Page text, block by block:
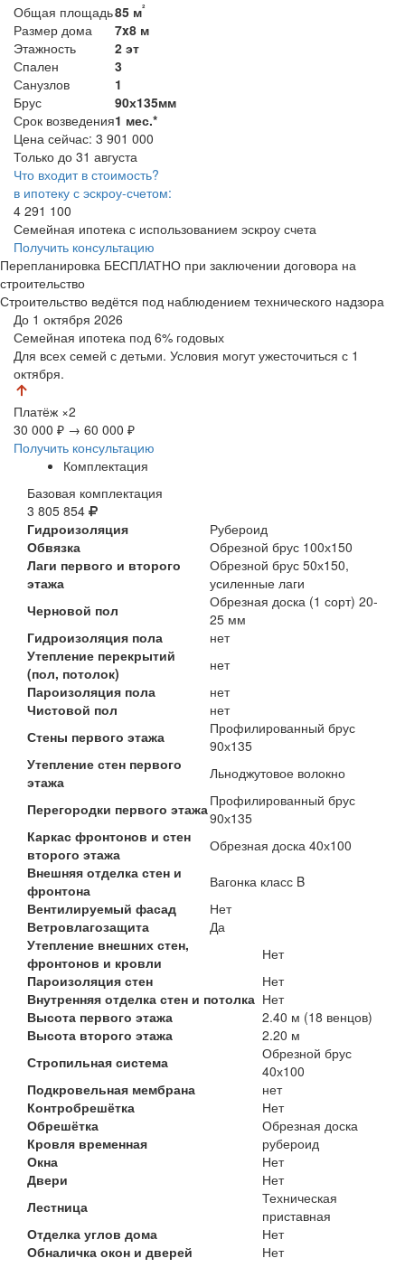
Общая площадь85 м²
Размер дома
7x8 м
Этажность
2 эт
Спален
3
Санузлов
1
Брус
90х135мм
Срок возведения1 мес.*
Цена сейчас: 3 901 000
Только до 31 августа
Что входит в стоимость?
в ипотеку с эскроу-счетом:
4 291 100
Семейная ипотека с использованием эскроу счета
Получить консультацию
Перепланировка БЕСПЛАТНО при заключении договора на
строительство
Строительство ведётся под наблюдением технического надзора
До 1 октября 2026
Семейная ипотека под 6% годовых
Для всех семей с детьми. Условия могут ужесточиться с 1
октября.
Платёж ×2
30 000 ₽ → 60 000 ₽
Получить консультацию
Комплектация
Базовая комплектация
3 805 854
Гидроизоляция
Рубероид
Обвязка
Обрезной брус 100х150
Лаги первого и второго
этажа
Обрезной брус 50х150,
усиленные лаги
Черновой пол
Обрезная доска (1 сорт) 20-
25 мм
Гидроизоляция пола
нет
Утепление перекрытий
(пол, потолок)
нет
Пароизоляция пола
нет
Чистовой пол
нет
Стены первого этажа
Профилированный брус
90х135
Утепление стен первого
этажа
Льноджутовое волокно
Перегородки первого этажаПрофилированный брус
90х135
Каркас фронтонов и стен
второго этажа
Обрезная доска 40х100
Внешняя отделка стен и
фронтона
Вагонка класс B
Вентилируемый фасад
Нет
Ветровлагозащита
Да
Утепление внешних стен,
фронтонов и кровли
Нет
Пароизоляция стен
Нет
Внутренняя отделка стен и потолка Нет
Высота первого этажа
2.40 м (18 венцов)
Высота второго этажа
2.20 м
Стропильная система
Обрезной брус
40х100
Подкровельная мембрана
нет
Контробрешётка
Нет
Обрешётка
Обрезная доска
Кровля временная
рубероид
Окна
Нет
Двери
Нет
Лестница
Техническая
приставная
Отделка углов дома
Нет
Обналичка окон и дверей
Нет